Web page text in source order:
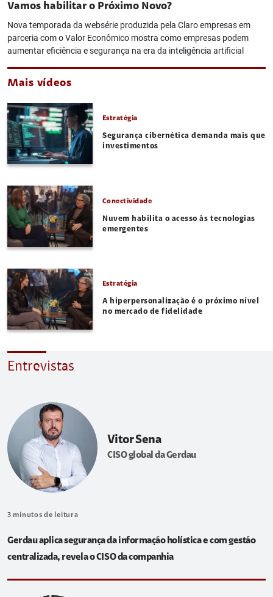
Vamos habilitar o Próximo Novo?
Nova temporada da websérie produzida pela Claro empresas em
parceria com o Valor Econômico mostra como empresas podem
aumentar eficiência e segurança na era da inteligência artificial
Mais vídeos
Estratégia
Segurança cibernética demanda mais que
investimentos
Conectividade
Nuvem habilita o acesso às tecnologias
emergentes
Estratégia
A hiperpersonalização é o próximo nível
no mercado de fidelidade
Entrevistas
Vitor Sena
CISO global da Gerdau
3 minutos de leitura
Gerdau aplica segurança da informação holística e com gestão
centralizada, revela o CISO da companhia